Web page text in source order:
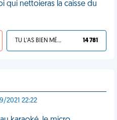
qui nettoieras la caisse du
TU L'AS BIEN MÉRITÉ 14 781
2021 22:22